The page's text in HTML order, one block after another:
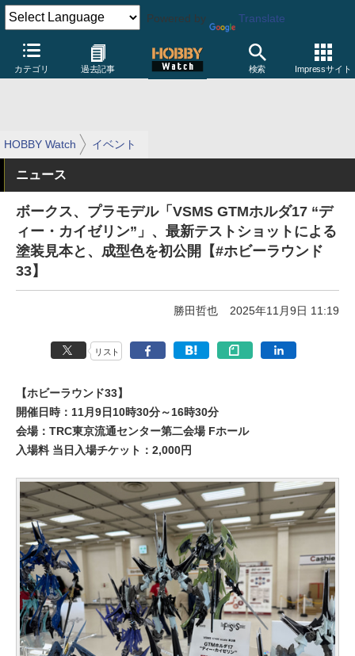
Powered by Translate
カテゴリ 過去記事 検索 Impressサイト
HOBBY Watch イベント
ニュース
ボークス、プラモデル「VSMS GTMホルダ17 “デ
ィー・カイゼリン”」、最新テストショットによる
塗装見本と、成型色を初公開【#ホビーラウンド
33】
勝田哲也 2025年11月9日 11:19
リスト
【ホビーラウンド33】
開催日時：11月9日10時30分～16時30分
会場：TRC東京流通センター第二会場 Fホール
入場料 当日入場チケット：2,000円